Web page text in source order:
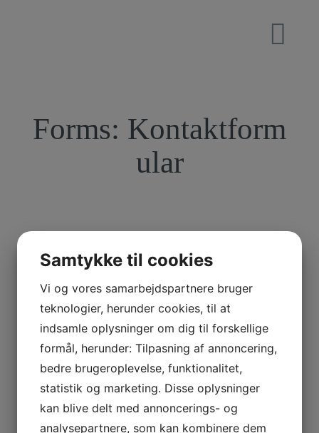
Forms: Kontaktform
ular
Not Found.
We couldn't find what you were looking
for.
Check out Our Home Page
Samtykke til cookies
Vi og vores samarbejdspartnere bruger
teknologier, herunder cookies, til at
indsamle oplysninger om dig til forskellige
formål, herunder: Tilpasning af annoncering,
bedre brugeroplevelse, funktionalitet,
statistik og marketing. Disse oplysninger
kan blive delt med annoncerings- og
analysepartnere, som kan kombinere dem